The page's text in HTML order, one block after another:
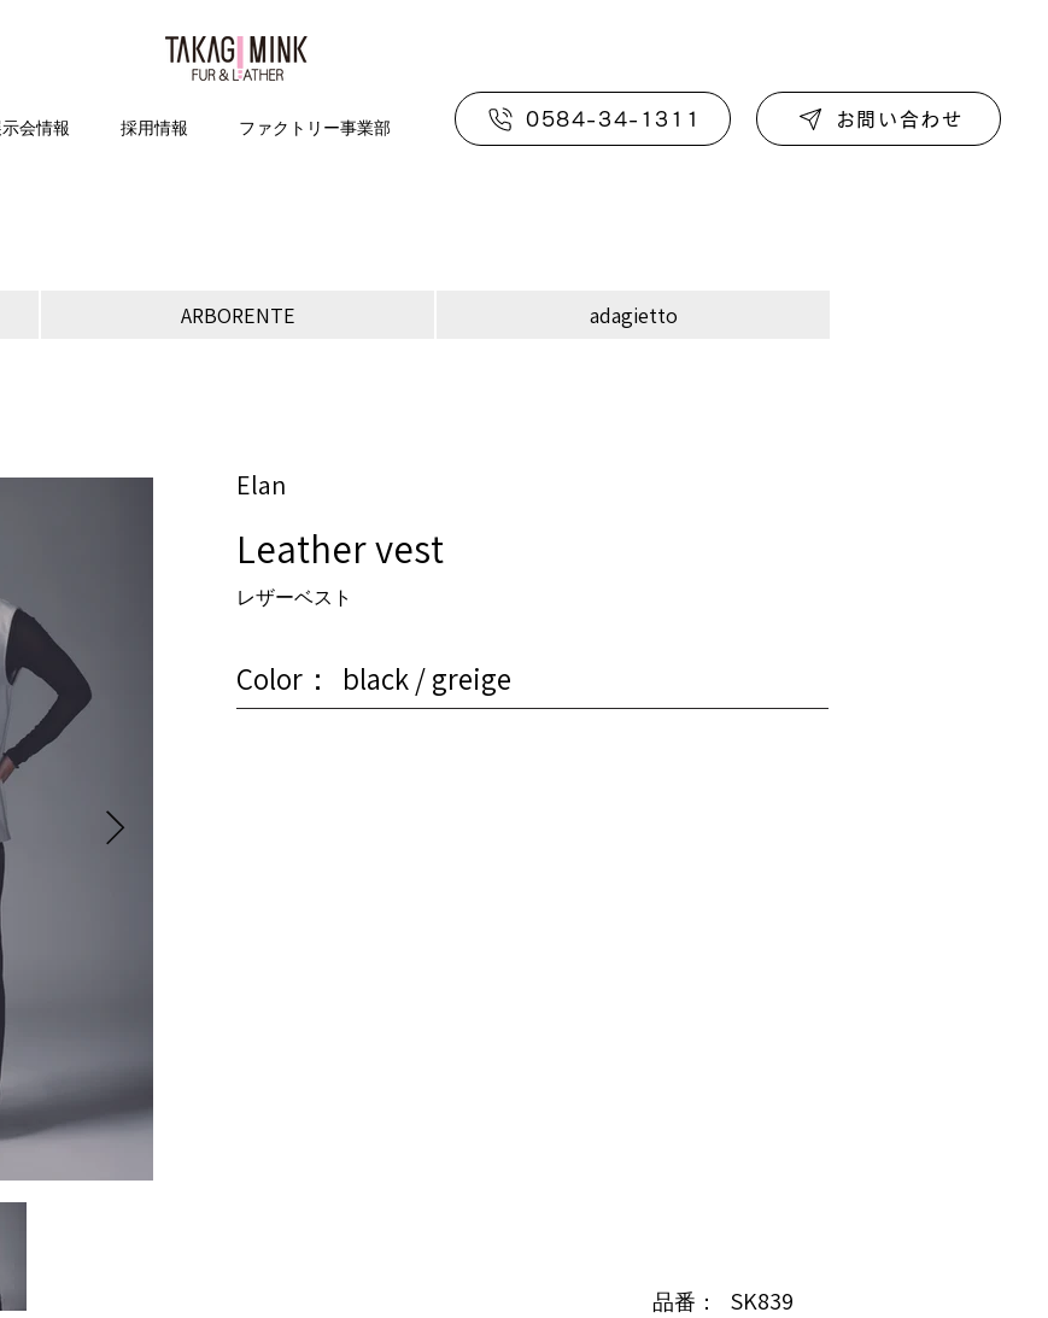
示会情報 採用情報 ファクトリー事業部 0584-34-1311 お問い合わせ
ARBORENTE adagietto
Elan
Leather vest
レザーベスト
Color： black / greige
SK839
品番：